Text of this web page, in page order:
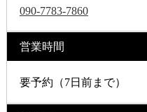
090-7783-7860
営業時間
要予約（7日前まで）